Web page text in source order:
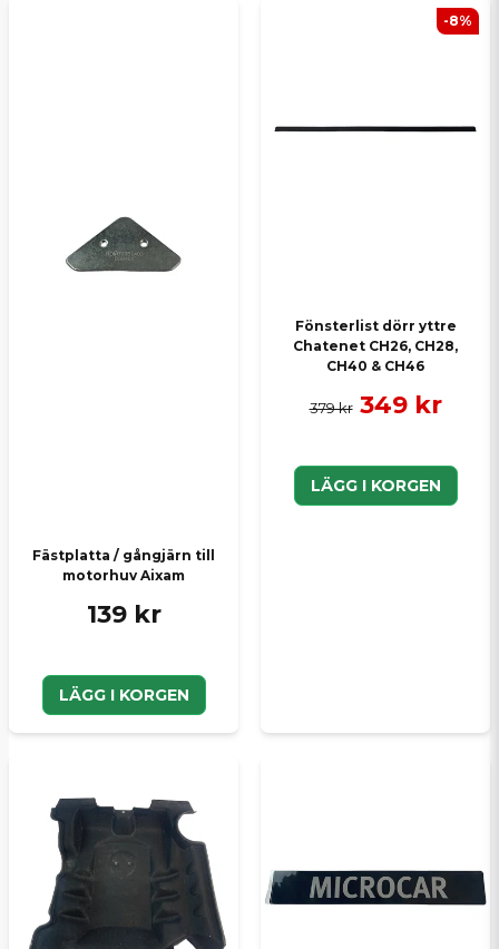
Fästplatta / gångjärn till
motorhuv Aixam
139 kr
LÄGG I KORGEN
Fönsterlist dörr yttre
Chatenet CH26, CH28,
CH40 & CH46
379 kr 349 kr
LÄGG I KORGEN
-8%